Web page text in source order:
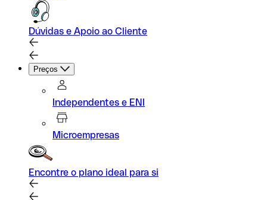
Dúvidas e Apoio ao Cliente
Preços
Independentes e ENI
Microempresas
Encontre o plano ideal para si